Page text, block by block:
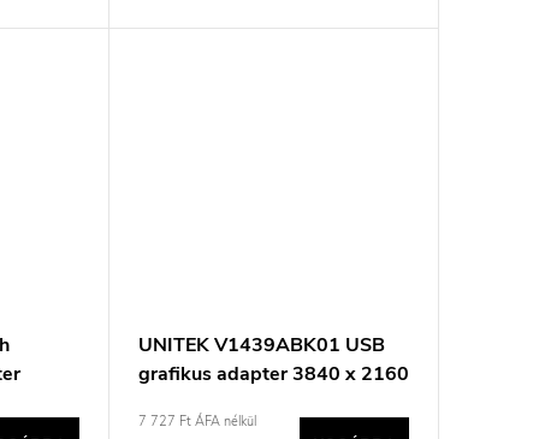
UNITEK V1439ABK01 USB
grafikus adapter 3840 x 2160
7 727 Ft ÁFA nélkül